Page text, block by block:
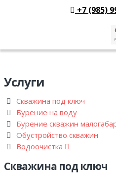
+7 (985)
Услуги
Скважина под ключ
Бурение на воду
Бурение скважин
Обустройство скважин
Водоочистка
Скважина под ключ